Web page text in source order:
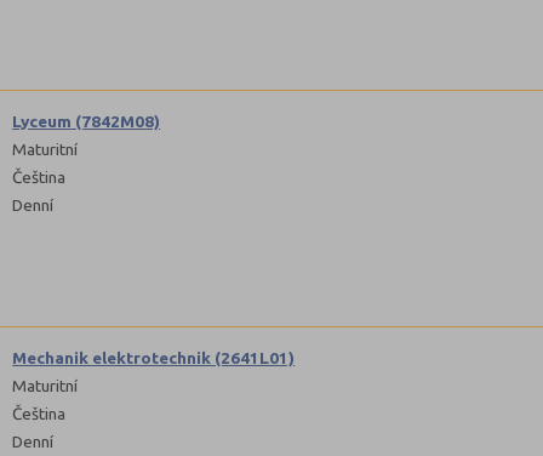
Lyceum (7842M08)
Maturitní
Čeština
Denní
Mechanik elektrotechnik (2641L01)
Maturitní
Čeština
Denní